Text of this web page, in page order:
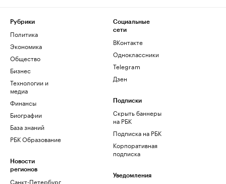
Рубрики
Политика
Экономика
Общество
Бизнес
Технологии и
медиа
Финансы
Биографии
База знаний
РБК Образование
Новости
регионов
Санкт-Петербург
Социальные
сети
ВКонтакте
Одноклассники
Telegram
Дзен
Подписки
Скрыть баннеры
на РБК
Подписка на РБК
Корпоративная
подписка
Уведомления